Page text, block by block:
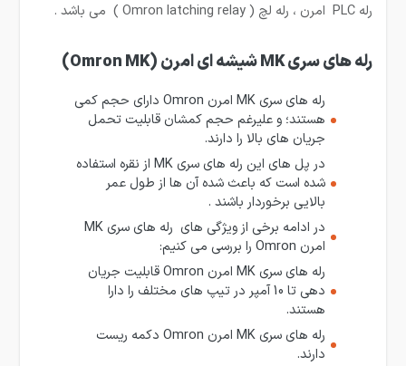
رله PLC امرن ، رله لچ ( Omron latching relay ) می باشد .
رله های سری MK شیشه ای امرن (Omron MK)
رله های سری MK امرن Omron دارای حجم کمی
هستند؛ و علیرغم حجم کمشان قابلیت تحمل
جریان های بالا را دارند.
در پل های این رله های سری MK از نقره استفاده
شده است که باعث شده آن ها از طول عمر
بالایی برخوردار باشند .
در ادامه برخی از ویژگی های رله های سری MK
امرن Omron را بررسی می کنیم:
رله های سری MK امرن Omron قابلیت جریان
دهی تا 10 آمپر در تیپ های مختلف را دارا
هستند.
رله های سری MK امرن Omron دکمه ریست
دارند.